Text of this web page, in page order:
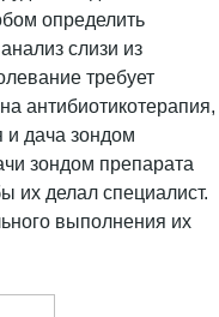
определить
слизи из
требует
антибиотикотерапия,
и дача зондом
зондом препарата
их делал специалист.
выполнения их